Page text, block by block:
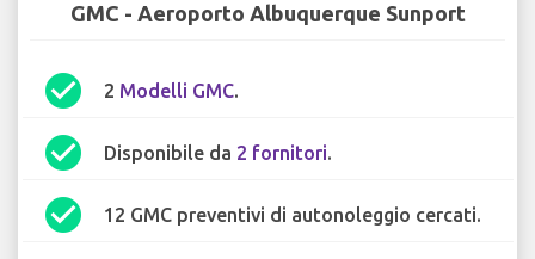
GMC - Aeroporto Albuquerque Sunport
check_circle 2 Modelli GMC.
check_circle Disponibile da 2 fornitori.
check_circle 12 GMC preventivi di autonoleggio cercati.